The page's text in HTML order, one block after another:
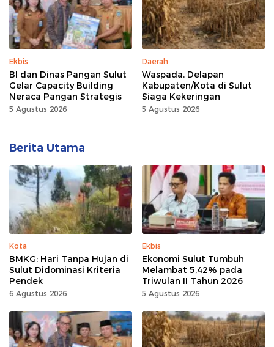
Ekbis
BI dan Dinas Pangan Sulut
Gelar Capacity Building
Neraca Pangan Strategis
5 Agustus 2026
Daerah
Waspada, Delapan
Kabupaten/Kota di Sulut
Siaga Kekeringan
5 Agustus 2026
Berita Utama
Kota
BMKG: Hari Tanpa Hujan di
Sulut Didominasi Kriteria
Pendek
6 Agustus 2026
Ekbis
Ekonomi Sulut Tumbuh
Melambat 5,42% pada
Triwulan II Tahun 2026
5 Agustus 2026